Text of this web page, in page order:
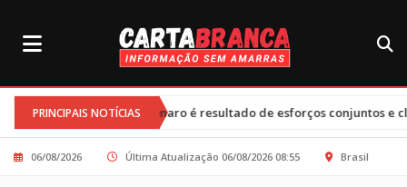
PRINCIPAIS NOTÍCIAS
é resultado de esforços conjuntos e clima tenso•Tarifas
06/08/2026 Última Atualização 06/08/2026 08:55 Brasil